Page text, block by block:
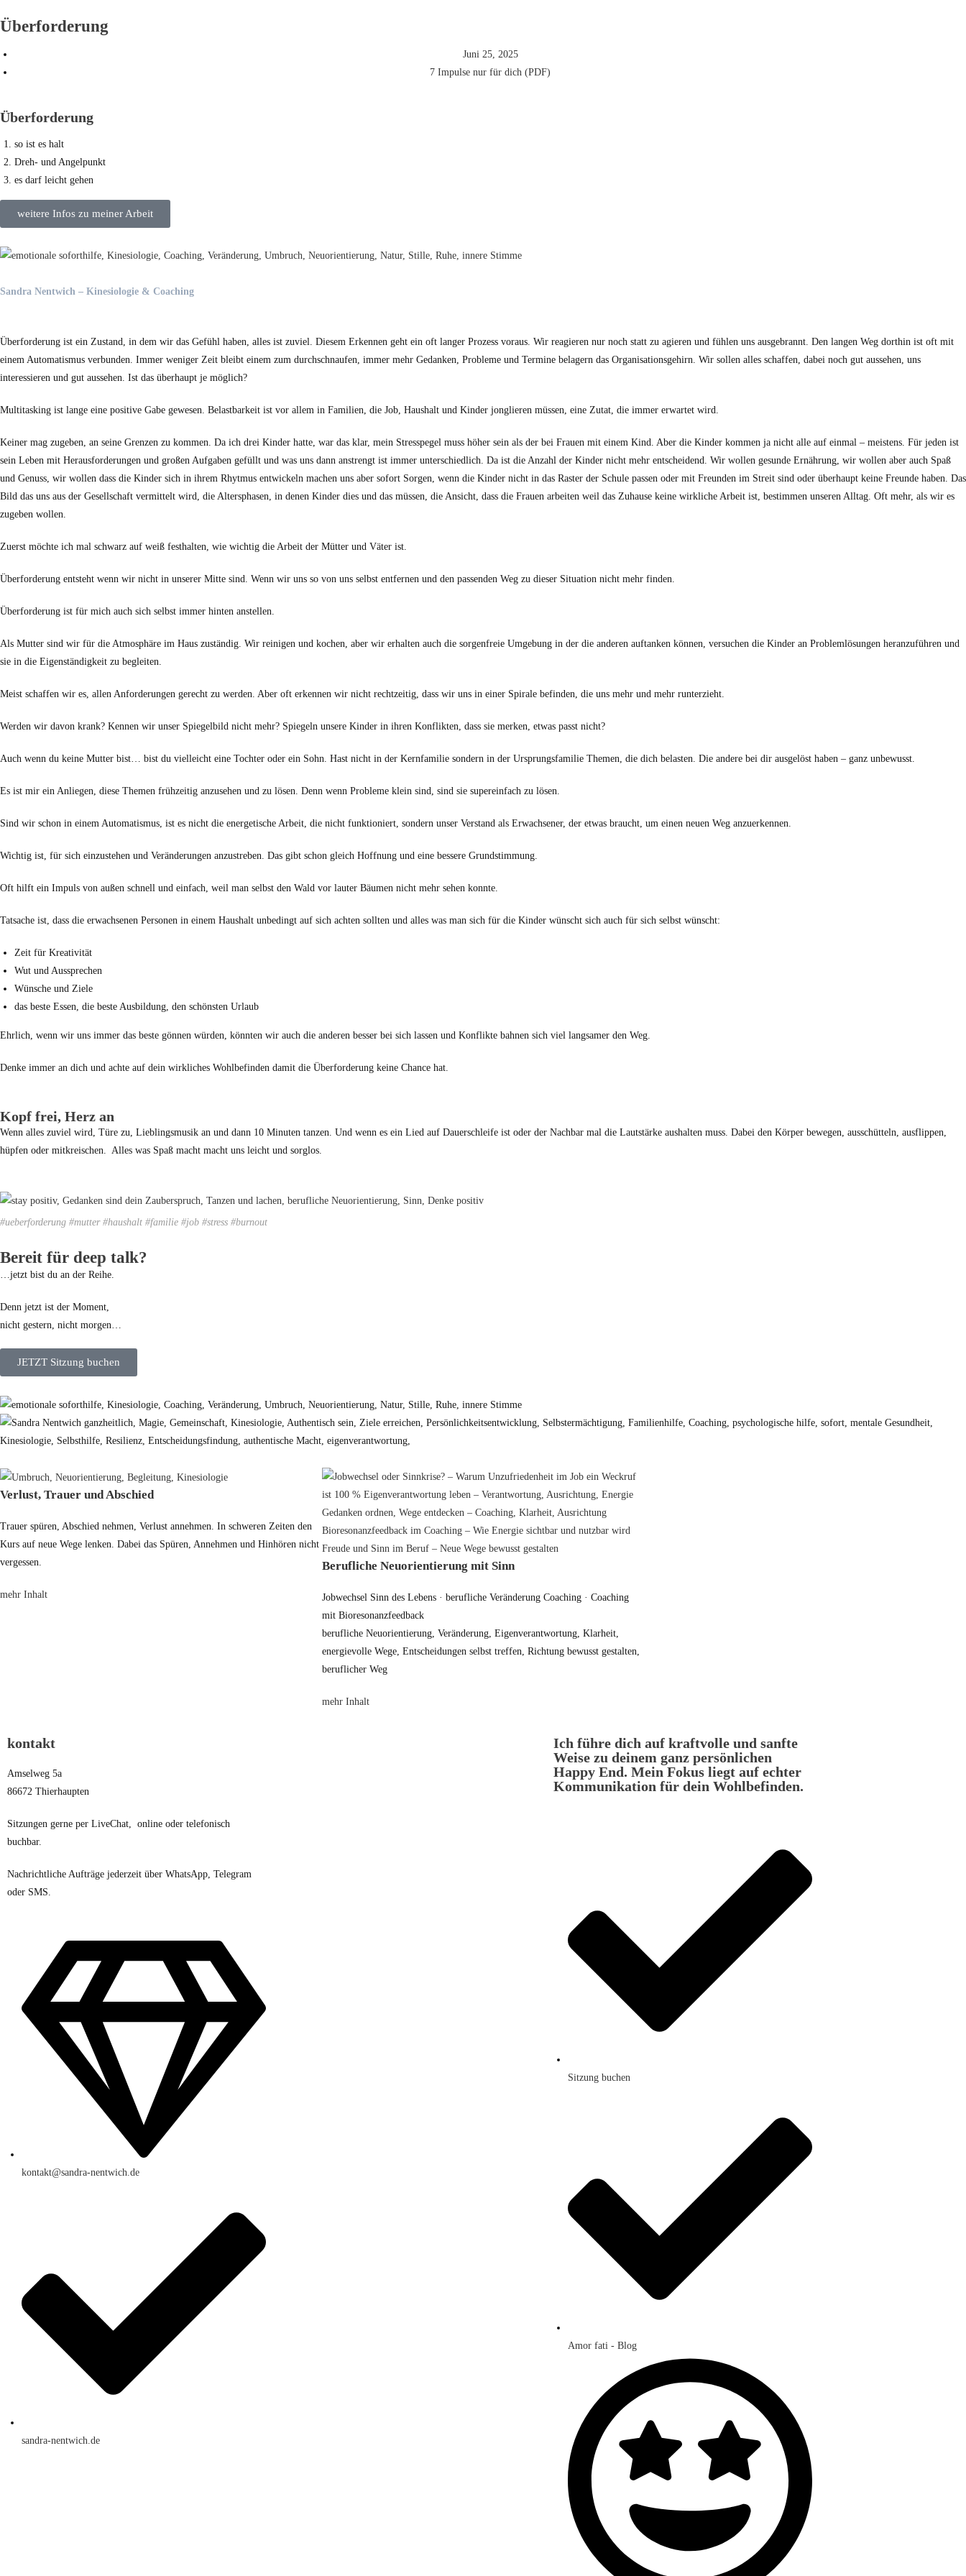
Überforderung
Juni 25, 2025
7 Impulse nur für dich (PDF)
Überforderung
so ist es halt
Dreh- und Angelpunkt
es darf leicht gehen
weitere Infos zu meiner Arbeit
Sandra Nentwich – Kinesiologie & Coaching
Überforderung ist ein Zustand, in dem wir das Gefühl haben, alles ist zuviel. Diesem Erkennen geht ein oft langer Prozess voraus. Wir reagieren nur noch statt zu agieren und fühlen uns ausgebrannt. Den langen Weg dorthin ist oft mit
einem Automatismus verbunden. Immer weniger Zeit bleibt einem zum durchschnaufen, immer mehr Gedanken, Probleme und Termine belagern das Organisationsgehirn. Wir sollen alles schaffen, dabei noch gut aussehen, uns
interessieren und gut aussehen. Ist das überhaupt je möglich?
Multitasking ist lange eine positive Gabe gewesen. Belastbarkeit ist vor allem in Familien, die Job, Haushalt und Kinder jonglieren müssen, eine Zutat, die immer erwartet wird.
Keiner mag zugeben, an seine Grenzen zu kommen. Da ich drei Kinder hatte, war das klar, mein Stresspegel muss höher sein als der bei Frauen mit einem Kind. Aber die Kinder kommen ja nicht alle auf einmal – meistens. Für jeden ist
sein Leben mit Herausforderungen und großen Aufgaben gefüllt und was uns dann anstrengt ist immer unterschiedlich. Da ist die Anzahl der Kinder nicht mehr entscheidend. Wir wollen gesunde Ernährung, wir wollen aber auch Spaß
und Genuss, wir wollen dass die Kinder sich in ihrem Rhytmus entwickeln machen uns aber sofort Sorgen, wenn die Kinder nicht in das Raster der Schule passen oder mit Freunden im Streit sind oder überhaupt keine Freunde haben. Das
Bild das uns aus der Gesellschaft vermittelt wird, die Altersphasen, in denen Kinder dies und das müssen, die Ansicht, dass die Frauen arbeiten weil das Zuhause keine wirkliche Arbeit ist, bestimmen unseren Alltag. Oft mehr, als wir es
zugeben wollen.
Zuerst möchte ich mal schwarz auf weiß festhalten, wie wichtig die Arbeit der Mütter und Väter ist.
Überforderung entsteht wenn wir nicht in unserer Mitte sind. Wenn wir uns so von uns selbst entfernen und den passenden Weg zu dieser Situation nicht mehr finden.
Überforderung ist für mich auch sich selbst immer hinten anstellen.
Als Mutter sind wir für die Atmosphäre im Haus zuständig. Wir reinigen und kochen, aber wir erhalten auch die sorgenfreie Umgebung in der die anderen auftanken können, versuchen die Kinder an Problemlösungen heranzuführen und
sie in die Eigenständigkeit zu begleiten.
Meist schaffen wir es, allen Anforderungen gerecht zu werden. Aber oft erkennen wir nicht rechtzeitig, dass wir uns in einer Spirale befinden, die uns mehr und mehr runterzieht.
Werden wir davon krank? Kennen wir unser Spiegelbild nicht mehr? Spiegeln unsere Kinder in ihren Konflikten, dass sie merken, etwas passt nicht?
Auch wenn du keine Mutter bist… bist du vielleicht eine Tochter oder ein Sohn. Hast nicht in der Kernfamilie sondern in der Ursprungsfamilie Themen, die dich belasten. Die andere bei dir ausgelöst haben – ganz unbewusst.
Es ist mir ein Anliegen, diese Themen frühzeitig anzusehen und zu lösen. Denn wenn Probleme klein sind, sind sie supereinfach zu lösen.
Sind wir schon in einem Automatismus, ist es nicht die energetische Arbeit, die nicht funktioniert, sondern unser Verstand als Erwachsener, der etwas braucht, um einen neuen Weg anzuerkennen.
Wichtig ist, für sich einzustehen und Veränderungen anzustreben. Das gibt schon gleich Hoffnung und eine bessere Grundstimmung.
Oft hilft ein Impuls von außen schnell und einfach, weil man selbst den Wald vor lauter Bäumen nicht mehr sehen konnte.
Tatsache ist, dass die erwachsenen Personen in einem Haushalt unbedingt auf sich achten sollten und alles was man sich für die Kinder wünscht sich auch für sich selbst wünscht:
Zeit für Kreativität
Wut und Aussprechen
Wünsche und Ziele
das beste Essen, die beste Ausbildung, den schönsten Urlaub
Ehrlich, wenn wir uns immer das beste gönnen würden, könnten wir auch die anderen besser bei sich lassen und Konflikte bahnen sich viel langsamer den Weg.
Denke immer an dich und achte auf dein wirkliches Wohlbefinden damit die Überforderung keine Chance hat.
Kopf frei, Herz an
Wenn alles zuviel wird, Türe zu, Lieblingsmusik an und dann 10 Minuten tanzen. Und wenn es ein Lied auf Dauerschleife ist oder der Nachbar mal die Lautstärke aushalten muss. Dabei den Körper bewegen, ausschütteln, ausflippen,
hüpfen oder mitkreischen. Alles was Spaß macht macht uns leicht und sorglos.
#ueberforderung #mutter #haushalt #familie #job #stress #burnout
Bereit für deep talk?
…jetzt bist du an der Reihe.
Denn jetzt ist der Moment,
nicht gestern, nicht morgen…
JETZT Sitzung buchen
Verlust, Trauer und Abschied
Trauer spüren, Abschied nehmen, Verlust annehmen. In schweren Zeiten den
Kurs auf neue Wege lenken. Dabei das Spüren, Annehmen und Hinhören nicht
vergessen.
mehr Inhalt
Berufliche Neuorientierung mit Sinn
Jobwechsel Sinn des Lebens · berufliche Veränderung Coaching · Coaching
mit Bioresonanzfeedback
berufliche Neuorientierung, Veränderung, Eigenverantwortung, Klarheit,
energievolle Wege, Entscheidungen selbst treffen, Richtung bewusst gestalten,
beruflicher Weg
mehr Inhalt
kontakt
Amselweg 5a
86672 Thierhaupten
Sitzungen gerne per LiveChat, online oder telefonisch
buchbar.
Nachrichtliche Aufträge jederzeit über WhatsApp, Telegram
oder SMS.
kontakt@sandra-nentwich.de
sandra-nentwich.de
Ich führe dich auf kraftvolle und sanfte
Weise zu deinem ganz persönlichen
Happy End. Mein Fokus liegt auf echter
Kommunikation für dein Wohlbefinden.
Sitzung buchen
Amor fati - Blog